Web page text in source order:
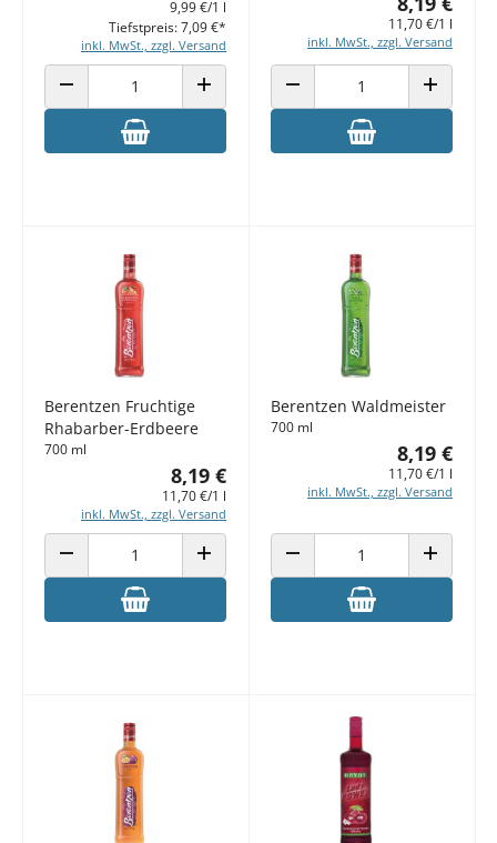
9,99 €/1 l
inkl. MwSt., zzgl. Versand
Tiefstpreis: 7,09 €*
ANZAHL VERRINGERN ANZAHL ERHÖHEN
11,70 €/1 l
inkl. MwSt., zzgl. Versand
ANZAHL VERRINGERN ANZAHL
Berentzen Fruchtige
Rhabarber-Erdbeere
700 ml
8,19 €
11,70 €/1 l
inkl. MwSt., zzgl. Versand
ANZAHL VERRINGERN ANZAHL ERHÖHEN
Berentzen Waldmeister
700 ml
8,19 €
11,70 €/1 l
inkl. MwSt., zzgl. Versand
ANZAHL VERRINGERN ANZAHL